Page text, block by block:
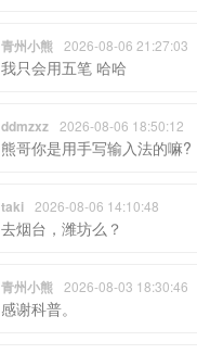
青州小熊 2026-08-06 21:27:03
我只会用五笔 哈哈
ddmzxz 2026-08-06 18:50:12
熊哥你是用手写输入法的嘛?
taki 2026-08-06 14:10:48
去烟台，潍坊么？
青州小熊 2026-08-03 18:30:46
感谢科普。